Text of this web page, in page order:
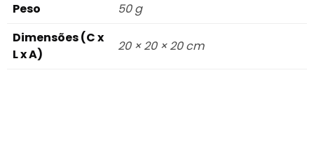
Peso
50 g
Dimensões (C x
L x A)
20 × 20 × 20 cm